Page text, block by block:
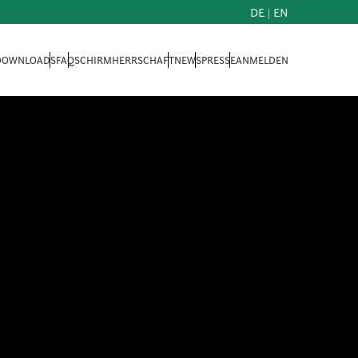
DE | EN
FAQSCHIRMHERRSCHAFTNEWSPRESSEANMELDEN